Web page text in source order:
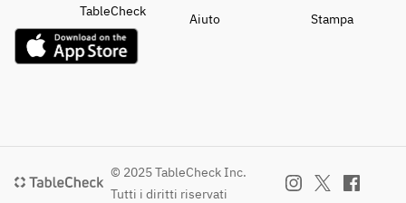
TableCheck
Aiuto
Stampa
© 2025 TableCheck Inc.
Tutti i diritti riservati